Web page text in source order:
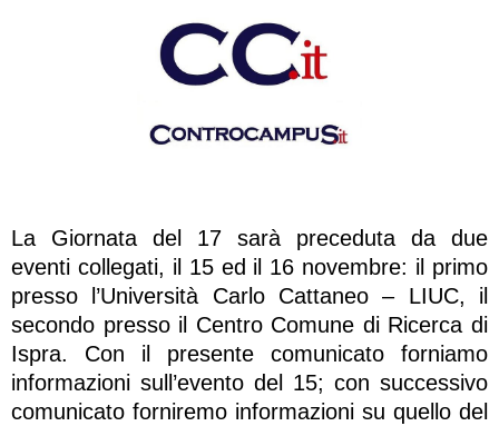
La Giornata del 17 sarà preceduta da due
eventi collegati, il 15 ed il 16 novembre: il primo
presso l’Università Carlo Cattaneo – LIUC, il
secondo presso il Centro Comune di Ricerca di
Ispra. Con il presente comunicato forniamo
informazioni sull’evento del 15; con successivo
comunicato forniremo informazioni su quello del